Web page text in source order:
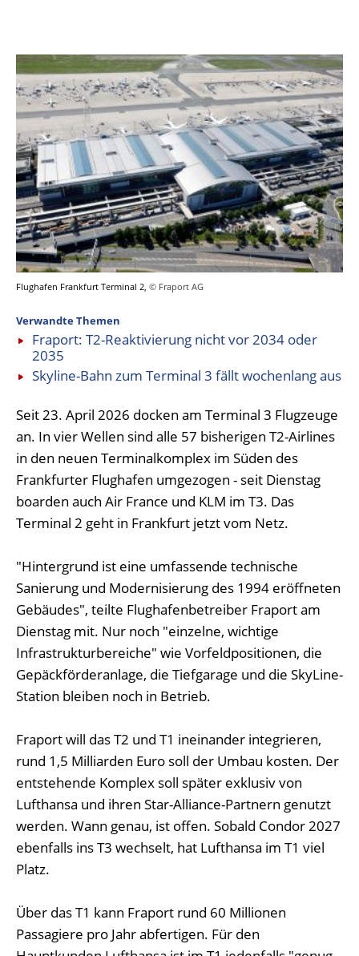
Flughafen Frankfurt Terminal 2, © Fraport AG
Verwandte Themen
Fraport: T2-Reaktivierung nicht vor 2034 oder
2035
Skyline-Bahn zum Terminal 3 fällt wochenlang aus
Seit 23. April 2026 docken am Terminal 3 Flugzeuge
an. In vier Wellen sind alle 57 bisherigen T2-Airlines
in den neuen Terminalkomplex im Süden des
Frankfurter Flughafen umgezogen - seit Dienstag
boarden auch Air France und KLM im T3. Das
Terminal 2 geht in Frankfurt jetzt vom Netz.
"Hintergrund ist eine umfassende technische
Sanierung und Modernisierung des 1994 eröffneten
Gebäudes", teilte Flughafenbetreiber Fraport am
Dienstag mit. Nur noch "einzelne, wichtige
Infrastrukturbereiche" wie Vorfeldpositionen, die
Gepäckförderanlage, die Tiefgarage und die SkyLine-
Station bleiben noch in Betrieb.
Fraport will das T2 und T1 ineinander integrieren,
rund 1,5 Milliarden Euro soll der Umbau kosten. Der
entstehende Komplex soll später exklusiv von
Lufthansa und ihren Star-Alliance-Partnern genutzt
werden. Wann genau, ist offen. Sobald Condor 2027
ebenfalls ins T3 wechselt, hat Lufthansa im T1 viel
Platz.
Über das T1 kann Fraport rund 60 Millionen
Passagiere pro Jahr abfertigen. Für den